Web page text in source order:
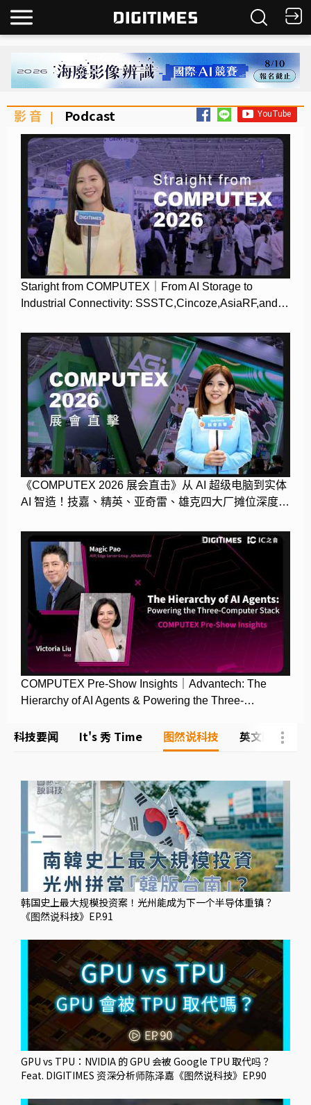
影 音 | Podcast
Staright from COMPUTEX｜From AI Storage to
Industrial Connectivity: SSSTC,Cincoze,AsiaRF,and
《COMPUTEX 2026 展会直击》从 AI 超级电脑到实体
AI 智造！技嘉、精英、亚奇雷、雄克四大厂摊位深度开
COMPUTEX Pre-Show Insights｜Advantech: The
Hierarchy of AI Agents & Powering the Three-
科技要闻 It's 秀 Time 图然说科技 英文网
韩国史上最大规模投资案！光州能成为下一个半导体重镇？
《图然说科技》EP.91
GPU vs TPU：NVIDIA 的 GPU 会被 Google TPU 取代吗？
Feat. DIGITIMES 资深分析师陈泽嘉《图然说科技》EP.90